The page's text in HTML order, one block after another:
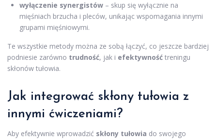
wyłączenie synergistów – skup się wyłącznie na
mięśniach brzucha i pleców, unikając wspomagania innymi
grupami mięśniowymi.
Te wszystkie metody można ze sobą łączyć, co jeszcze bardziej
podniesie zarówno trudność, jak i efektywność treningu
skłonów tułowia.
Jak integrować skłony tułowia z
innymi ćwiczeniami?
Aby efektywnie wprowadzić skłony tułowia do swojego